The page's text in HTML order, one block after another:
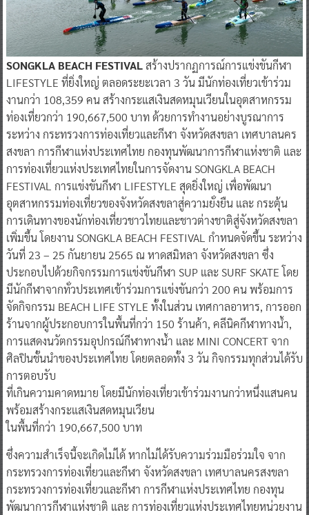
SONGKLA BEACH FESTIVALสร้างปรากฏการณ์การแข่งขันกีฬา
LIFESTYLE ที่ยิ่งใหญ่ ตลอดระยะเวลา 3 วัน มีนักท่องเที่ยวเข้าร่วม
งานกว่า 108,359 คน สร้างกระแสเงินสดหมุนเวียนในอุตสาหกรรม
ท่องเที่ยวกว่า 190,667,500 บาท ด้วยการทำงานอย่างบูรณาการ
ระหว่าง กระทรวงการท่องเที่ยวและกีฬา จังหวัดสงขลา เทศบาลนคร
สงขลา การกีฬาแห่งประเทศไทย กองทุนพัฒนาการกีฬาแห่งชาติ และ
การท่องเที่ยวแห่งประเทศไทยในการจัดงาน SONGKLA BEACH
FESTIVAL การแข่งขันกีฬา LIFESTYLE สุดยิ่งใหญ่ เพื่อพัฒนา
อุตสาหกรรมท่องเที่ยวของจังหวัดสงขลาสู่ความยั่งยืน และ กระตุ้น
การเดินทางของนักท่องเที่ยวชาวไทยและชาวต่างชาติสู่จังหวัดสงขลา
เพิ่มขึ้น โดยงาน SONGKLA BEACH FESTIVAL กำหนดจัดขึ้น ระหว่าง
วันที่ 23 – 25 กันยายน 2565 ณ หาดสมิหลา จังหวัดสงขลา ซึ่ง
ประกอบไปด้วยกิจกรรมการแข่งขันกีฬา SUP และ SURF SKATE โดย
มีนักกีฬาจากทั่วประเทศเข้าร่วมการแข่งขันกว่า 200 คน พร้อมการ
จัดกิจกรรม BEACH LIFE STYLE ทั้งในส่วน เทศกาลอาหาร, การออก
ร้านจากผู้ประกอบการในพื้นที่กว่า 150 ร้านค้า, คลีนิคกีฬาทางน้ำ,
การแสดงนวัตกรรมอุปกรณ์กีฬาทางน้ำ และ MINI CONCERT จาก
ศิลปินชั้นนำของประเทศไทย โดยตลอดทั้ง 3 วัน กิจกรรมทุกส่วนได้รับ
การตอบรับ
ที่เกินความคาดหมาย โดยมีนักท่องเที่ยวเข้าร่วมงานกว่าหนึ่งแสนคน
พร้อมสร้างกระแสเงินสดหมุนเวียน
ในพื้นที่กว่า 190,667,500 บาท
ซึ่งความสำเร็จนี้จะเกิดไม่ได้ หากไม่ได้รับความร่วมมือร่วมใจ จาก
กระทรวงการท่องเที่ยวและกีฬา จังหวัดสงขลา เทศบาลนครสงขลา
กระทรวงการท่องเที่ยวและกีฬา การกีฬาแห่งประเทศไทย กองทุน
พัฒนาการกีฬาแห่งชาติ และ การท่องเที่ยวแห่งประเทศไทยหน่วยงาน